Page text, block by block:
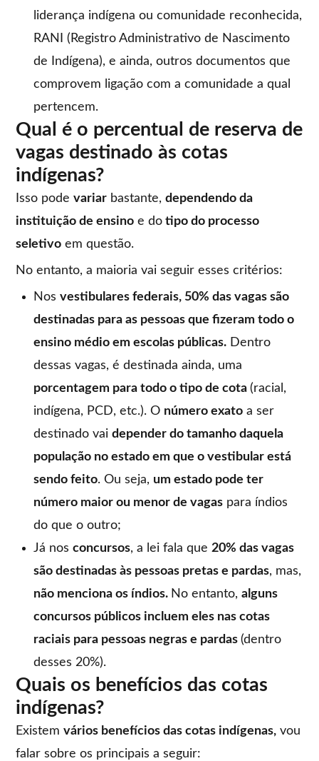
liderança indígena ou comunidade reconhecida,
RANI (Registro Administrativo de Nascimento
de Indígena), e ainda, outros documentos que
comprovem ligação com a comunidade a qual
pertencem.
Qual é o percentual de reserva de
vagas destinado às cotas
indígenas?
Isso podevariar bastante,dependendo da
instituição de ensino e do tipo do processo
seletivo em questão.
No entanto, a maioria vai seguir esses critérios:
Nosvestibulares federais, 50% das vagas são
destinadas para as pessoas que fizeram todo o
ensino médio em escolas públicas. Dentro
dessas vagas, é destinada ainda, uma
porcentagem para todo o tipo de cota(racial,
indígena, PCD, etc.). O número exato a ser
destinado vaidepender do tamanho daquela
população no estado em que o vestibular está
sendo feito. Ou seja, um estado pode ter
número maior ou menor de vagas para índios
do que o outro;
Já nosconcursos, a lei fala que20% das vagas
são destinadas às pessoas pretas e pardas, mas,
não menciona os índios. No entanto,alguns
concursos públicos incluem eles nas cotas
raciais para pessoas negras e pardas(dentro
desses 20%).
Quais os benefícios das cotas
indígenas?
Existemvários benefícios das cotas indígenas, vou
falar sobre os principais a seguir: